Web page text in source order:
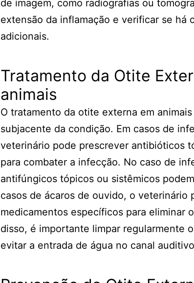
de imagem, como radiografias ou
extensão da inflamação e verificar se há
adicionais.
Tratamento da Otite
animais
O tratamento da otite externa em
subjacente da condição. Em casos de
veterinário pode prescrever antibióticos
para combater a infecção. No caso de
antifúngicos tópicos ou sistêmicos
casos de ácaros de ouvido, o veterinário
medicamentos específicos para eliminar
disso, é importante limpar regularmente
evitar a entrada de água no canal